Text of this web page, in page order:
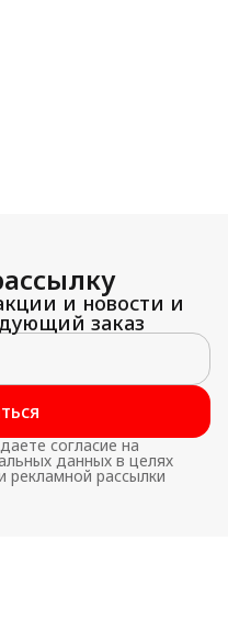
и новости и
заказ
согласие на
данных в целях
рассылки